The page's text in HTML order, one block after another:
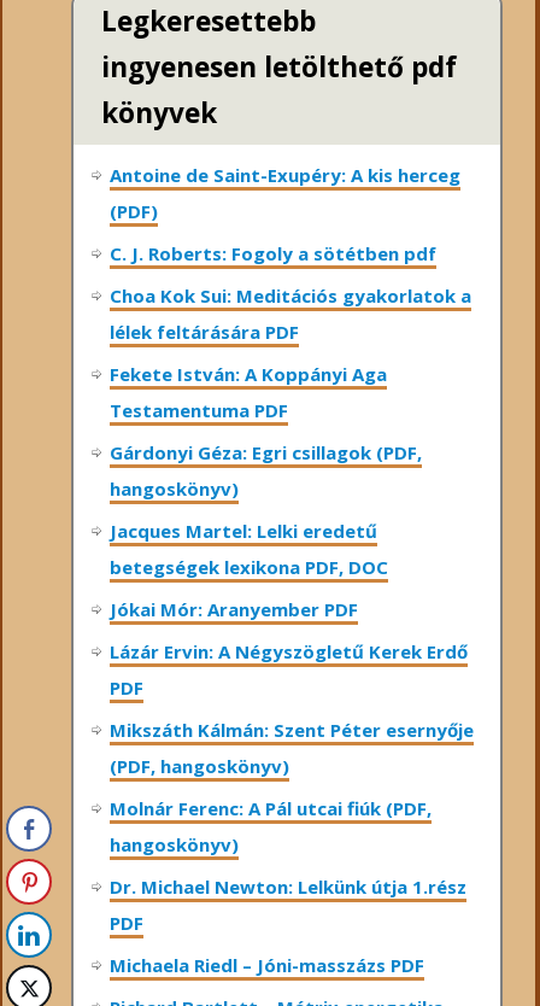
Legkeresettebb
ingyenesen letölthető pdf
könyvek
Antoine de Saint-Exupéry: A kis herceg
(PDF)
C. J. Roberts: Fogoly a sötétben pdf
Choa Kok Sui: Meditációs gyakorlatok a
lélek feltárására PDF
Fekete István: A Koppányi Aga
Testamentuma PDF
Gárdonyi Géza: Egri csillagok (PDF,
hangoskönyv)
Jacques Martel: Lelki eredetű
betegségek lexikona PDF, DOC
Jókai Mór: Aranyember PDF
Lázár Ervin: A Négyszögletű Kerek Erdő
PDF
Mikszáth Kálmán: Szent Péter esernyője
(PDF, hangoskönyv)
Molnár Ferenc: A Pál utcai fiúk (PDF,
hangoskönyv)
Dr. Michael Newton: Lelkünk útja 1.rész
PDF
Michaela Riedl – Jóni-masszázs PDF